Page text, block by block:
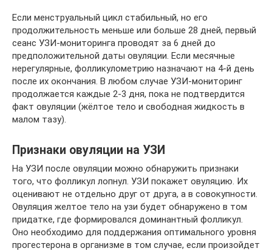
Если менструальный цикл стабильный, но его
продолжительность меньше или больше 28 дней, первый
сеанс УЗИ-мониторинга проводят за 6 дней до
предположительной даты овуляции. Если месячные
нерегулярные, фолликулометрию назначают на 4-й день
после их окончания. В любом случае УЗИ-мониторинг
продолжается каждые 2-3 дня, пока не подтвердится
факт овуляции (жёлтое тело и свободная жидкость в
малом тазу).
Признаки овуляции на УЗИ
На УЗИ после овуляции можно обнаружить признаки
того, что фолликул лопнул. УЗИ покажет овуляцию. Их
оценивают не отдельно друг от друга, а в совокупности.
Овуляция желтое тело на узи будет обнаружено в том
придатке, где формировался доминантный фолликул.
Оно необходимо для поддержания оптимального уровня
прогестерона в организме в том случае, если произойдет